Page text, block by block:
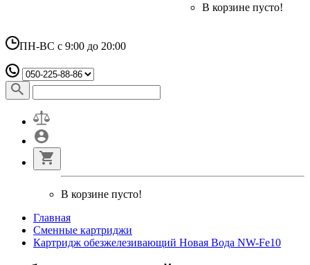
В корзине пусто!
ПН-ВС с 9:00 до 20:00
В корзине пусто!
Главная
Сменные картриджи
Картридж обезжелезивающий Новая Вода NW-Fe10